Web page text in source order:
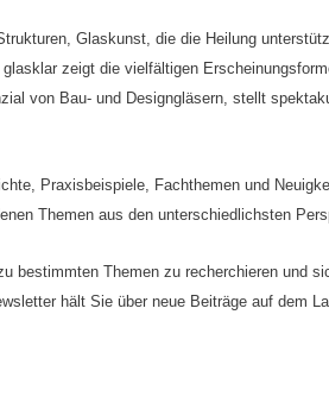
Glaskunst, die die Heilung
zeigt die vielfältigen
von Bau- und Designgläsern, stellt
Praxisbeispiele, Fachthemen und
Themen aus den unterschiedlichsten
bestimmten Themen zu recherchieren und
hält Sie über neue Beiträge auf dem